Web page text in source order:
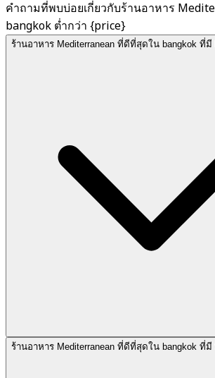
คำถามที่พบบ่อยเกี่ยวกับร้านอาหาร
bangkok ต่ำกว่า {price}
ร้านอาหาร Mediterranean ที่ดีที่สุดใน bangkok ที่มี
ร้านอาหาร Mediterranean ที่ดีที่สุดใน bangkok ที่มี